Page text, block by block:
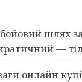
шлях
—
онлайн